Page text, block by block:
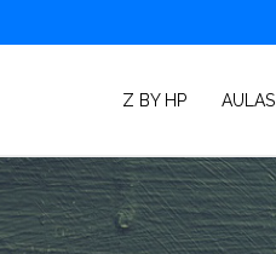
Z BY HP AULAS